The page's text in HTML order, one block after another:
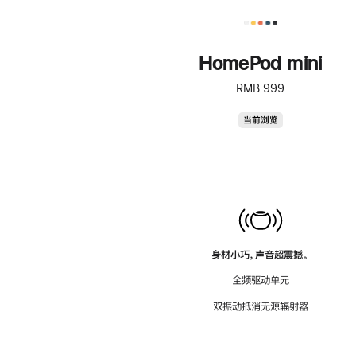
HomePod mini
RMB 999
当前浏览
身材小巧，声音超震撼。
全频驱动单元
双振动抵消无源辐射器
—